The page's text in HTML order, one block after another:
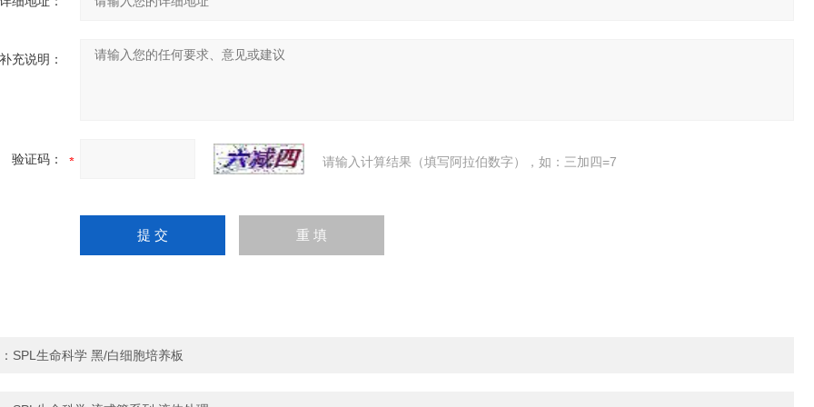
补充说明：
验证码： 请输入计算结果（填写阿拉伯数字），如：三加四=7
SPL生命科学 黑/白细胞培养板